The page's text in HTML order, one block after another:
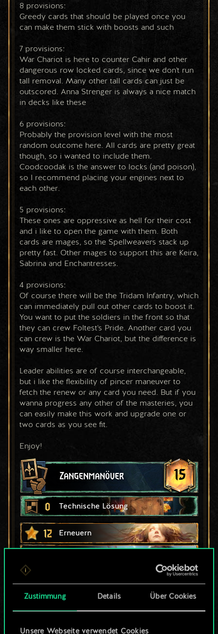
Zustimmung Details Über Cookies
Unsere Webseite verwendet Cookies
Zangenmanöver 15
0 Technische Lösung
12 Erneuern
5 9 Shani
8 provisions:
Greedy cards that should be played once you
can make them stick with boosts and such
7 provisions:
War Chariot is here to counter Cahir and other
dangerous row locked cards, since we don't run
tall removal. Many other tall cards can just be
outscored. Anna Strenger is always a nice match
in decks like these
6 provisions:
Probably the provision level with the most
random outcome here. All cards are pretty great
though, so i wanted to include them.
Coodcoodak is the answer to locks (and poison),
so I recommend placing your engines next to
each other.
5 provisions:
These ones are oppressive as hell for their cost
and i like to open the game with them. Both
cards are mages, so the Spellweavers stack up
pretty fast. Other mages to support this are Keira,
Sabrina and Enchantresses.
4 provisions:
Of course there will be the Tridam Infantry, which
can immediately pull out other cards to boost it.
You want to put the soldiers in the front so that
they can crew Foltest's Pride. Another card you
can crew is the War Chariot, but the difference is
way smaller here.
Leader abilities are of course interchangeable,
but i like the flexibility of pincer maneuver to
fetch the renew or any card you need. But if you
wanna progress any other of the masteries, you
can easily make this work and upgrade one or
two cards as you see fit.
Enjoy!